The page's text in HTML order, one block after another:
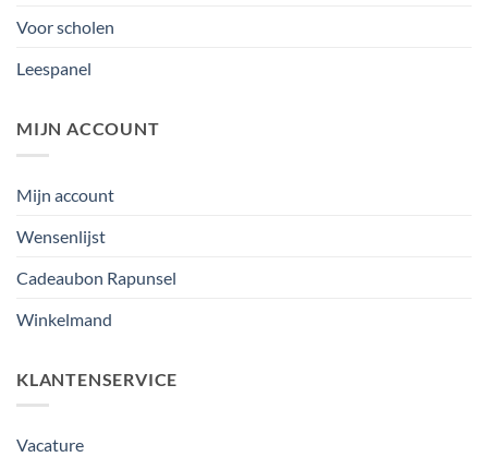
Voor scholen
Leespanel
MIJN ACCOUNT
Mijn account
Wensenlijst
Cadeaubon Rapunsel
Winkelmand
KLANTENSERVICE
Vacature